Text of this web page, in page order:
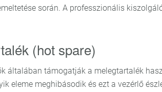
során. A professzionális
(hot spare)
általában támogatják a melegtartalék
eleme meghibásodik és ezt a vezérlő